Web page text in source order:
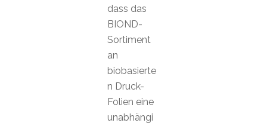
dass das
BIOND-
Sortiment
an
biobasierte
n Druck-
Folien eine
unabhängi